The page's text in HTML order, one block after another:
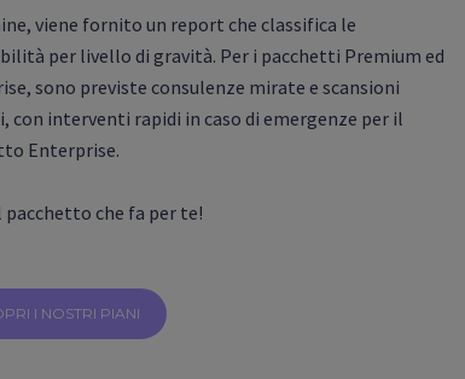
viene fornito un report che classifica le
per livello di gravità. Per i pacchetti Premium ed
sono previste consulenze mirate e scansioni
con interventi rapidi in caso di emergenze per il
Enterprise.
pacchetto che fa per te!
I NOSTRI PIANI